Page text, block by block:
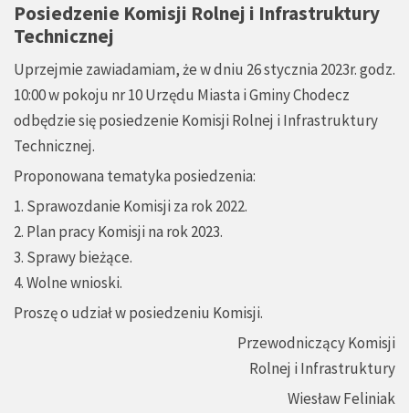
Posiedzenie Komisji Rolnej i Infrastruktury
Technicznej
Uprzejmie zawiadamiam, że w dniu 26 stycznia 2023r. godz.
10:00 w pokoju nr 10 Urzędu Miasta i Gminy Chodecz
odbędzie się posiedzenie Komisji Rolnej i Infrastruktury
Technicznej.
Proponowana tematyka posiedzenia:
1. Sprawozdanie Komisji za rok 2022.
2. Plan pracy Komisji na rok 2023.
3. Sprawy bieżące.
4. Wolne wnioski.
Proszę o udział w posiedzeniu Komisji.
Przewodniczący Komisji
Rolnej i Infrastruktury
Wiesław Feliniak